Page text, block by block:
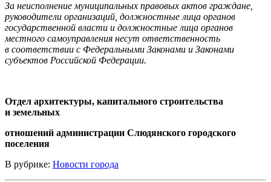
За неисполнение муниципальных правовых актов граждане,
руководители организаций, должностные лица органов
государственной власти и должностные лица органов
местного самоуправления несут ответственность
в соответствии с Федеральными Законами и Законами
субъектов Российской Федерации.
Отдел архитектуры, капитального строительства
и земельных
отношений администрации Слюдянского городского
поселения
В рубрике: Новости города